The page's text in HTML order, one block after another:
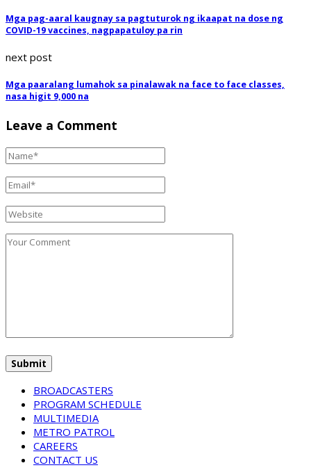
Mga pag-aaral kaugnay sa pagtuturok ng ikaapat na dose ng
COVID-19 vaccines, nagpapatuloy pa rin
next post
Mga paaralang lumahok sa pinalawak na face to face classes,
nasa higit 9,000 na
Leave a Comment
BROADCASTERS
PROGRAM SCHEDULE
MULTIMEDIA
METRO PATROL
CAREERS
CONTACT US